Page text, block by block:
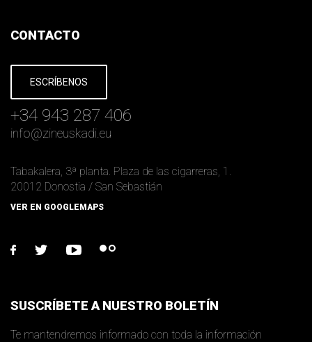
CONTACTO
ESCRÍBENOS
+34 943 287 406
info@zineuskadi.eu
Tabakalera, 3ª planta. Plaza de las cigarreras, 1.
20012 Donostia / San Sebastián
VER EN GOOGLEMAPS
facebook
twitter youtubeflickr
SUSCRÍBETE A NUESTRO BOLETÍN
Te mantendremos informado con toda la información